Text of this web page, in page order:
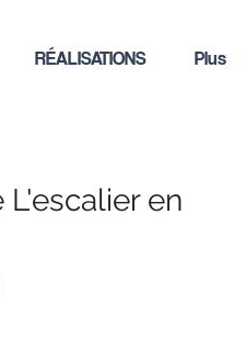
RÉALISATIONS Plus
L'escalier en